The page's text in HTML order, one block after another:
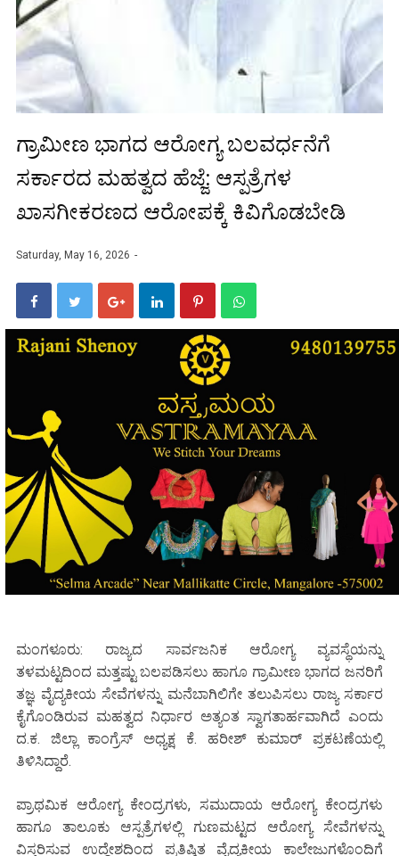
ಗ್ರಾಮೀಣ ಭಾಗದ ಆರೋಗ್ಯ ಬಲವರ್ಧನೆಗೆ
ಸರ್ಕಾರದ ಮಹತ್ವದ ಹೆಜ್ಜೆ: ಆಸ್ಪತ್ರೆಗಳ
ಖಾಸಗೀಕರಣದ ಆರೋಪಕ್ಕೆ ಕಿವಿಗೊಡಬೇಡಿ
Saturday, May 16, 2026
ಮಂಗಳೂರು: ರಾಜ್ಯದ ಸಾರ್ವಜನಿಕ ಆರೋಗ್ಯ ವ್ಯವಸ್ಥೆಯನ್ನು
ತಳಮಟ್ಟದಿಂದ ಮತ್ತಷ್ಟು ಬಲಪಡಿಸಲು ಹಾಗೂ ಗ್ರಾಮೀಣ ಭಾಗದ ಜನರಿಗೆ
ತಜ್ಞ ವೈದ್ಯಕೀಯ ಸೇವೆಗಳನ್ನು ಮನೆಬಾಗಿಲಿಗೇ ತಲುಪಿಸಲು ರಾಜ್ಯ ಸರ್ಕಾರ
ಕೈಗೊಂಡಿರುವ ಮಹತ್ವದ ನಿರ್ಧಾರ ಅತ್ಯಂತ ಸ್ವಾಗತಾರ್ಹವಾಗಿದೆ ಎಂದು
ದ.ಕ. ಜಿಲ್ಲಾ ಕಾಂಗ್ರೆಸ್ ಅಧ್ಯಕ್ಷ ಕೆ. ಹರೀಶ್ ಕುಮಾರ್ ಪ್ರಕಟಣೆಯಲ್ಲಿ
ತಿಳಿಸಿದ್ದಾರೆ.
ಪ್ರಾಥಮಿಕ ಆರೋಗ್ಯ ಕೇಂದ್ರಗಳು, ಸಮುದಾಯ ಆರೋಗ್ಯ ಕೇಂದ್ರಗಳು
ಹಾಗೂ ತಾಲೂಕು ಆಸ್ಪತ್ರೆಗಳಲ್ಲಿ ಗುಣಮಟ್ಟದ ಆರೋಗ್ಯ ಸೇವೆಗಳನ್ನು
ವಿಸ್ತರಿಸುವ ಉದ್ದೇಶದಿಂದ ಪ್ರತಿಷ್ಠಿತ ವೈದ್ಯಕೀಯ ಕಾಲೇಜುಗಳೊಂದಿಗೆ